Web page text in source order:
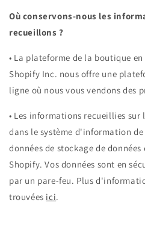
Où conservons-nous les
recueillons ?
• La plateforme de la boutique
Shopify Inc. nous offre une
ligne où nous vous vendons des
• Les informations recueillies sur
dans le système d'information
données de stockage de
Shopify. Vos données sont en
par un pare-feu. Plus
trouvées ici.